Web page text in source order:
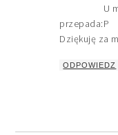
U
przepada:P
Dziękuję za
ODPOWIEDZ